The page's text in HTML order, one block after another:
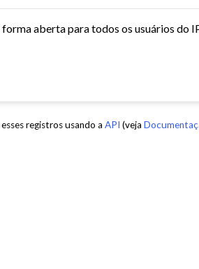
aberta para todos os usuários do
registros usando a API (veja